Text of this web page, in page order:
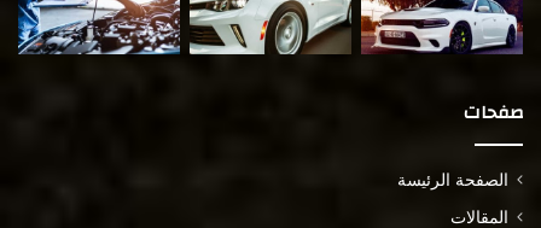
صفحات
الصفحة الرئيسة
المقالات